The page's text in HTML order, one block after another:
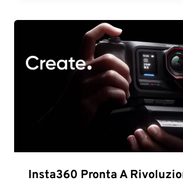
Insta360 Pronta A